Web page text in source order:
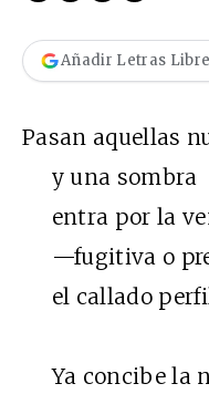
Añadir Letras
Pasan aquellas
y una sombra
entra por la
—fugitiva o
el callado
Ya concibe la